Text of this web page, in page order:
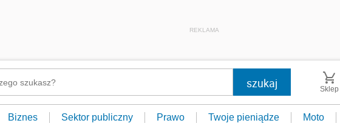
REKLAMA
Sklep
Biznes Sektor publiczny Prawo Twoje pieniądze Moto